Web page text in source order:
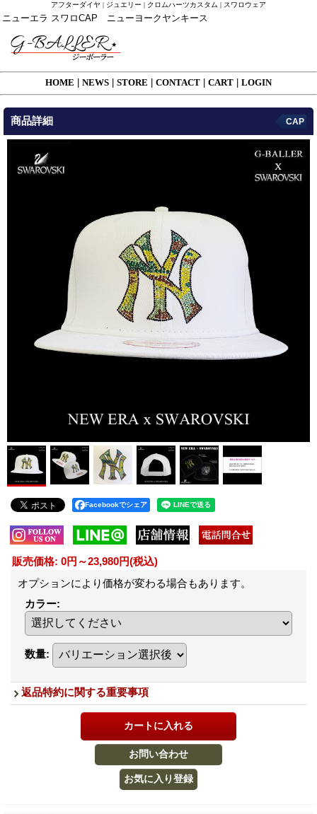
アフターダイヤ | ジュエリー | クロムハーツカスタム | スワロウェア
ニューエラ スワロCAP ニューヨークヤンキース
HOME NEWS STORE CONTACT CART LOGIN
商品詳細 CAP
Facebookでシェア
販売価格: 0円～23,980円(税込)
オプションにより価格が変わる場合もあります。
カラー:
数量:
返品特約に関する重要事項